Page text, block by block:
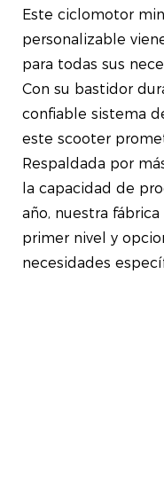
Este ciclomotor
personalizable
para todas sus
Con su bastidor
confiable sistema
este scooter
Respaldada por
la capacidad de
año, nuestra
primer nivel y
necesidades